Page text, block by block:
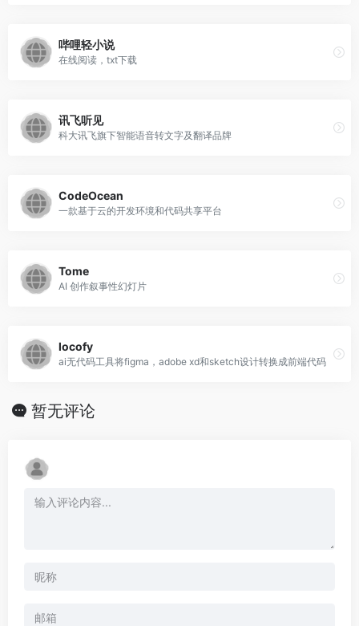
哔哩轻小说
在线阅读，txt下载
讯飞听见
科大讯飞旗下智能语音转文字及翻译品牌
CodeOcean
一款基于云的开发环境和代码共享平台
Tome
AI 创作叙事性幻灯片
locofy
ai无代码工具将figma，adobe xd和sketch设计转换成前端代码
暂无评论